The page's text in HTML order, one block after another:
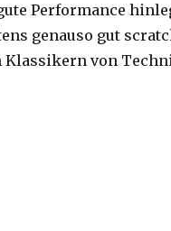
Performance
genauso gut
Klassikern von